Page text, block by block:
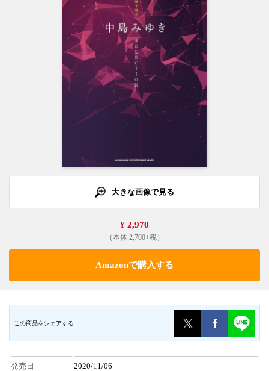
大きな画像で見る
¥ 2,970
（本体 2,700+税）
Amazonで購入する
この商品をシェアする
発売日 2020/11/06